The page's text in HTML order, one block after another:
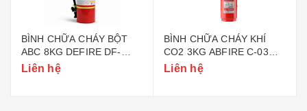
BÌNH CHỮA CHÁY BỘT
ABC 8KG DEFIRE DF-
ABC8 (BỘ CÔNG AN)
Liên hệ
BÌNH CHỮA CHÁY KHÍ
CO2 3KG ABFIRE C-03
(TEM BỘ CÔNG AN)
Liên hệ